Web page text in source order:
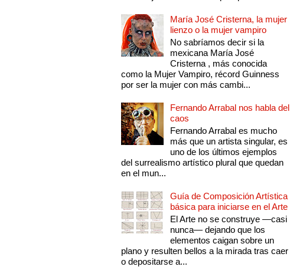
María José Cristerna, la mujer
lienzo o la mujer vampiro
No sabríamos decir si la
mexicana María José
Cristerna , más conocida
como la Mujer Vampiro, récord Guinness
por ser la mujer con más cambi...
Fernando Arrabal nos habla del
caos
Fernando Arrabal es mucho
más que un artista singular, es
uno de los últimos ejemplos
del surrealismo artístico plural que quedan
en el mun...
Guía de Composición Artística
básica para iniciarse en el Arte
El Arte no se construye —casi
nunca— dejando que los
elementos caigan sobre un
plano y resulten bellos a la mirada tras caer
o depositarse a...